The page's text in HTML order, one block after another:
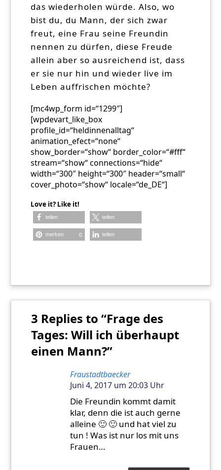
das wiederholen würde. Also, wo
bist du, du Mann, der sich zwar
freut, eine Frau seine Freundin
nennen zu dürfen, diese Freude
allein aber so ausreichend ist, dass
er sie nur hin und wieder live im
Leben auffrischen möchte?
[mc4wp_form id=“1299″]
[wpdevart_like_box
profile_id=“heldinnenalltag“
animation_efect=“none“
show_border=“show“ border_color=“#fff“
stream=“show“ connections=“hide“
width=“300″ height=“300″ header=“small“
cover_photo=“show“ locale=“de_DE“]
Love it? Like it!
teilen teilen
merken 0 teilen
3 Replies to “Frage des
Tages: Will ich überhaupt
einen Mann?”
Fraustadtbaecker
Juni 4, 2017 um 20:03 Uhr
Die Freundin kommt damit
klar, denn die ist auch gerne
alleine 🙂 🙂 und hat viel zu
tun ! Was ist nur los mit uns
Frauen…